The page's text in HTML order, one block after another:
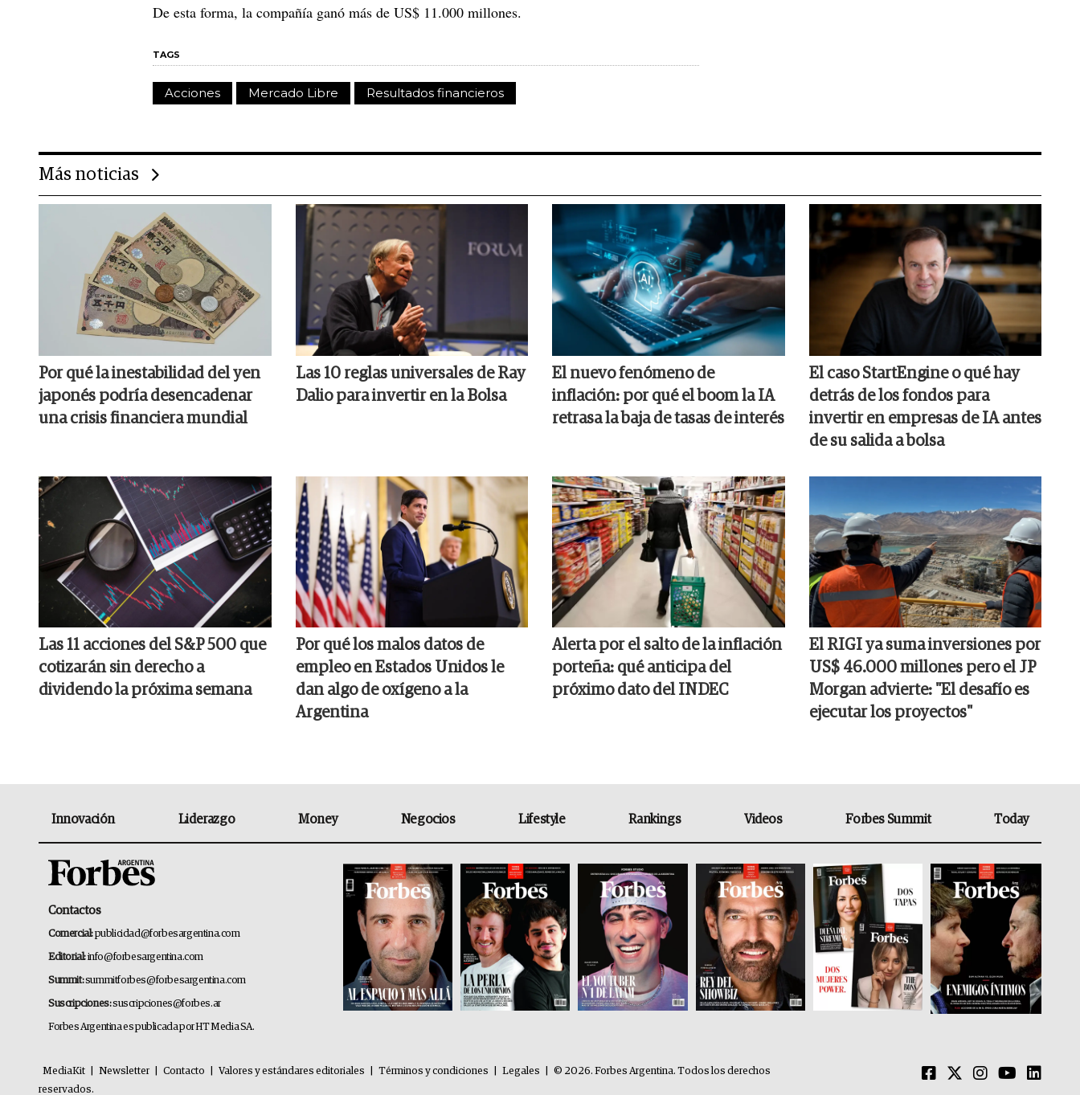
De esta forma, la compañía ganó más de US$ 11.000 millones.
TAGS
Acciones Mercado Libre Resultados financieros
Más noticias
Por qué la inestabilidad del yen
japonés podría desencadenar
una crisis financiera mundial
Las 10 reglas universales de Ray
Dalio para invertir en la Bolsa
El nuevo fenómeno de
inflación: por qué el boom la IA
retrasa la baja de tasas de interés
El caso StartEngine o qué hay
detrás de los fondos para
invertir en empresas de IA antes
de su salida a bolsa
Las 11 acciones del S&P 500 que
cotizarán sin derecho a
dividendo la próxima semana
Por qué los malos datos de
empleo en Estados Unidos le
dan algo de oxígeno a la
Argentina
Alerta por el salto de la inflación
porteña: qué anticipa del
próximo dato del INDEC
El RIGI ya suma inversiones por
US$ 46.000 millones pero el JP
Morgan advierte: "El desafío es
ejecutar los proyectos"
Innovación Liderazgo Money Negocios Lifestyle Rankings Videos Forbes Summit Today
Contactos
Comercial:publicidad@forbesargentina.com
Editorial:info@forbesargentina.com
Summit:summitforbes@forbesargentina.com
Suscripciones:suscripciones@forbes.ar
Forbes Argentina es publicada por HT Media SA.
MediaKit Newsletter Contacto Valores y estándares editoriales Términos y condiciones Legales
© 2026. Forbes Argentina. Todos los derechos
reservados.